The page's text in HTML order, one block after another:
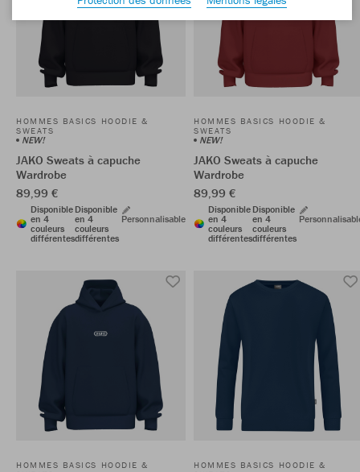
HOMMES BASICS HOODIE &
SWEATS
NEW!
JAKO Sweats à capuche
Wardrobe
89,99 €
Disponible
en 4
couleurs
différentes
Disponible
en 4
couleurs
différentes
Personnalisable
HOMMES BASICS HOODIE &
SWEATS
NEW!
JAKO Sweats à capuche
Wardrobe
89,99 €
Disponible
en 4
couleurs
différentes
Disponible
en 4
couleurs
différentes
HOMMES BASICS HOODIE &
HOMMES BASICS HOODIE &